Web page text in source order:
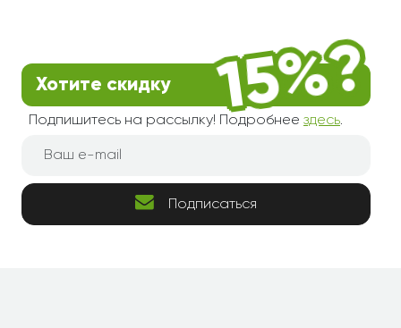
Хотите скидку
Подпишитесь на рассылку! Подробнее здесь.
Подписаться